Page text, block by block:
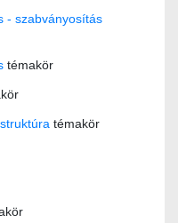
- szabványosítás
témakör
témakör